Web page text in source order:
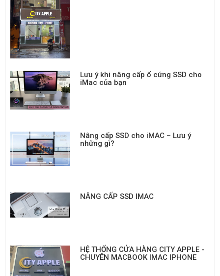
Lưu ý khi nâng cấp ổ cứng SSD cho
iMac của bạn
Nâng cấp SSD cho iMAC – Lưu ý
những gì?
NÂNG CẤP SSD IMAC
HỆ THỐNG CỬA HÀNG CITY APPLE -
CHUYÊN MACBOOK IMAC IPHONE